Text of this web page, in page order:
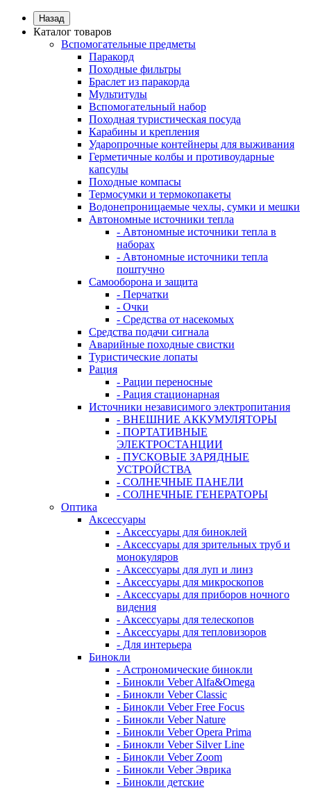
Назад
Каталог товаров
Вспомогательные предметы
Паракорд
Походные фильтры
Браслет из паракорда
Мультитулы
Вспомогательный набор
Походная туристическая посуда
Карабины и крепления
Ударопрочные контейнеры для выживания
Герметичные колбы и противоударные
капсулы
Походные компасы
Термосумки и термокопакеты
Водонепроницаемые чехлы, сумки и мешки
Автономные источники тепла
- Автономные источники тепла в
наборах
- Автономные источники тепла
поштучно
Самооборона и защита
- Перчатки
- Очки
- Средства от насекомых
Средства подачи сигнала
Аварийные походные свистки
Туристические лопаты
Рация
- Рации переносные
- Рация стационарная
Источники независимого электропитания
- ВНЕШНИЕ АККУМУЛЯТОРЫ
- ПОРТАТИВНЫЕ
ЭЛЕКТРОСТАНЦИИ
- ПУСКОВЫЕ ЗАРЯДНЫЕ
УСТРОЙСТВА
- СОЛНЕЧНЫЕ ПАНЕЛИ
- СОЛНЕЧНЫЕ ГЕНЕРАТОРЫ
Оптика
Аксессуары
- Аксессуары для биноклей
- Аксессуары для зрительных труб и
монокуляров
- Аксессуары для луп и линз
- Аксессуары для микроскопов
- Аксессуары для приборов ночного
видения
- Аксессуары для телескопов
- Аксессуары для тепловизоров
- Для интерьера
Бинокли
- Астрономические бинокли
- Бинокли Veber Alfa&Omega
- Бинокли Veber Classic
- Бинокли Veber Free Focus
- Бинокли Veber Nature
- Бинокли Veber Opera Prima
- Бинокли Veber Silver Line
- Бинокли Veber Zoom
- Бинокли Veber Эврика
- Бинокли детские